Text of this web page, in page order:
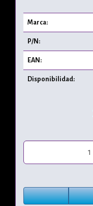
Marca:
P/N:
EAN:
Disponibilidad: